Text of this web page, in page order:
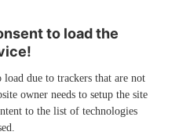
to load the
due to trackers that are not
owner needs to setup the site
to the list of technologies